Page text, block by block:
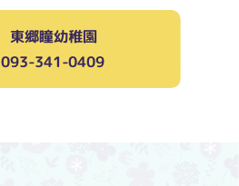
東郷瞳幼稚園
093-341-0409